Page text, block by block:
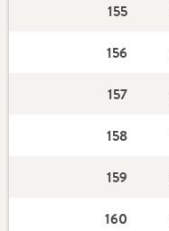
155
156
157
158
159
160